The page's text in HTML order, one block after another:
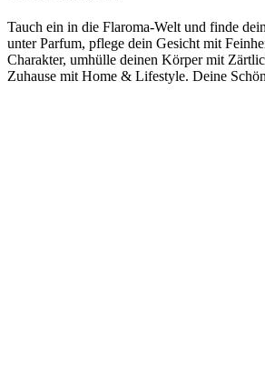
Tauch ein in die Flaroma-Welt und finde
unter Parfum, pflege dein Gesicht mit
Charakter, umhülle deinen Körper mit
Zuhause mit Home & Lifestyle. Deine